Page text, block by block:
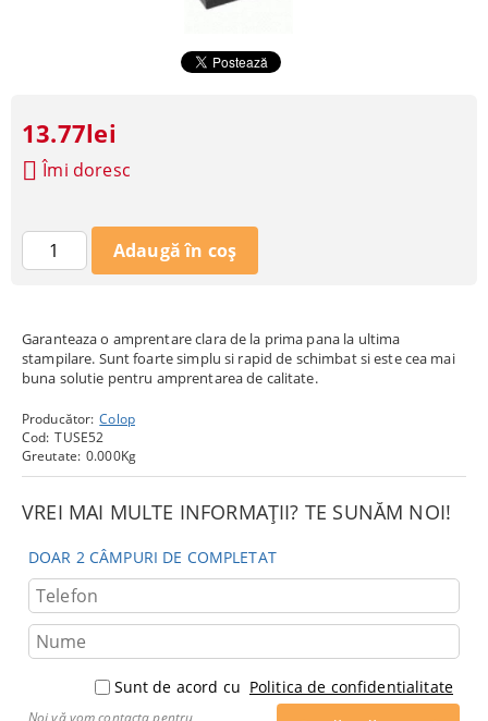
Garanteaza o amprentare clara de la prima pana la ultima
stampilare. Sunt foarte simplu si rapid de schimbat si este cea mai
buna solutie pentru amprentarea de calitate.
Producător: Colop
Cod: TUSE52
Greutate: 0.000Kg
VREI MAI MULTE INFORMAȚII? TE SUNĂM NOI!
DOAR 2 CÂMPURI DE COMPLETAT
Sunt de acord cu Politica de confidentialitate
13.77lei
Îmi doresc